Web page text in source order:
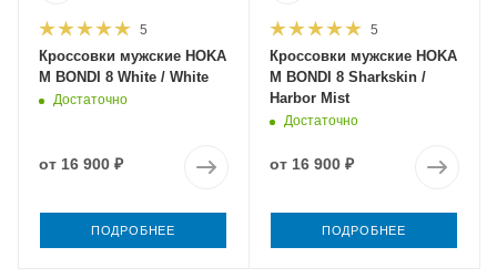
5
Кроссовки мужские HOKA
M BONDI 8 White / White
Достаточно
от 16 900 ₽
ПОДРОБНЕЕ
5
Кроссовки мужские HOKA
M BONDI 8 Sharkskin /
Harbor Mist
Достаточно
от 16 900 ₽
ПОДРОБНЕЕ